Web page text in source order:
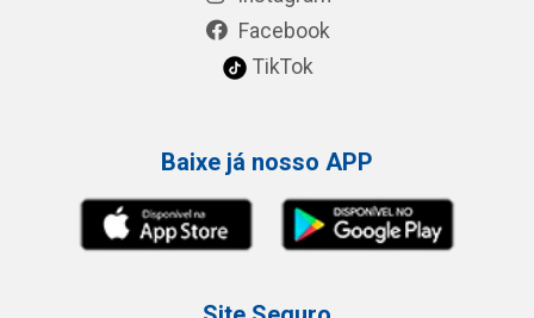
Facebook
TikTok
Baixe já nosso APP